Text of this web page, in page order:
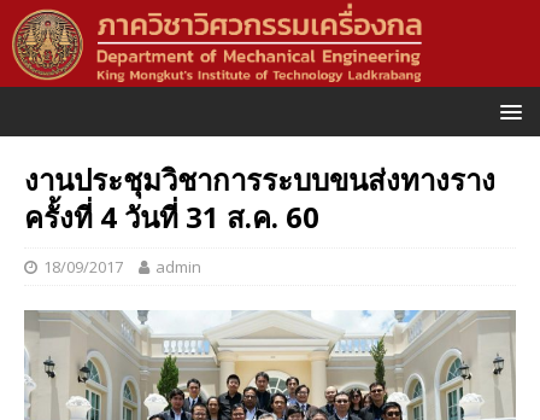
งานประชุมวิชาการระบบขนส่งทางราง
ครั้งที่ 4 วันที่ 31 ส.ค. 60
18/09/2017 admin